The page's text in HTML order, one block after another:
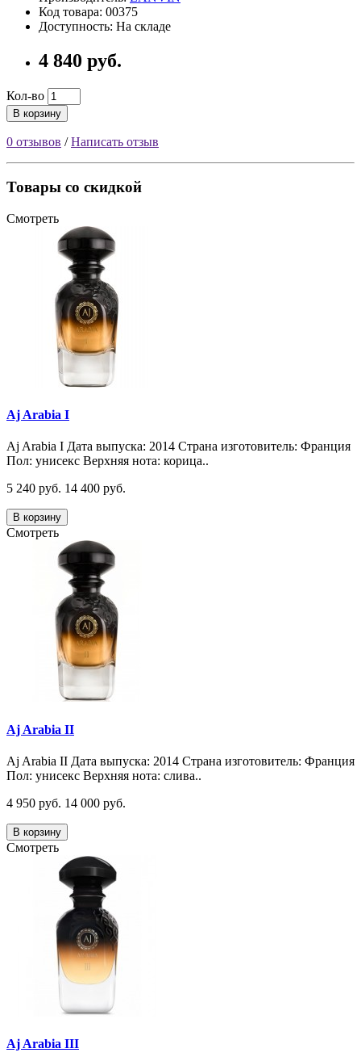
Код товара: 00375
Доступность: На складе
4 840 руб.
Кол-во
В корзину
0 отзывов /Написать отзыв
Товары со скидкой
Смотреть
Aj Arabia I
Aj Arabia I Дата выпуска: 2014 Страна изготовитель: Франция
Пол: унисекс Верхняя нота: корица..
5 240 руб. 14 400 руб.
В корзину
Смотреть
Aj Arabia II
Aj Arabia II Дата выпуска: 2014 Страна изготовитель: Франция
Пол: унисекс Верхняя нота: слива..
4 950 руб. 14 000 руб.
В корзину
Смотреть
Aj Arabia III